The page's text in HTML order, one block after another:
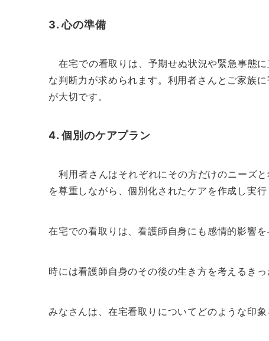
3. 心の準備
在宅での看取りは、予期せぬ状況や緊急事態
な判断力が求められます。利用者さんとご家族
が大切です。
4. 個別のケアプラン
利用者さんはそれぞれにその方だけのニーズ
を尊重しながら、個別化されたケアを作成し実行
在宅での看取りは、看護師自身にも感情的影響を
時には看護師自身のその後の生き方を考えるき
みなさんは、在宅看取りについてどのような印象